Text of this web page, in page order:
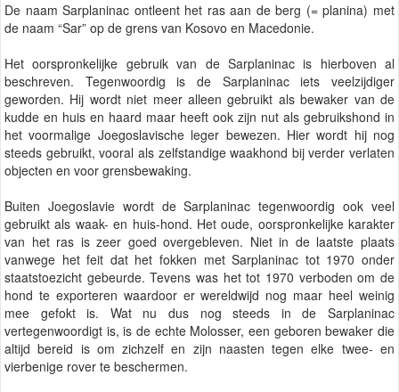
De naam Sarplaninac ontleent het ras aan de berg (= planina) met
de naam “Sar” op de grens van Kosovo en Macedonie.
Het oorspronkelijke gebruik van de Sarplaninac is hierboven al
beschreven. Tegenwoordig is de Sarplaninac iets veelzijdiger
geworden. Hij wordt niet meer alleen gebruikt als bewaker van de
kudde en huis en haard maar heeft ook zijn nut als gebruikshond in
het voormalige Joegoslavische leger bewezen. Hier wordt hij nog
steeds gebruikt, vooral als zelfstandige waakhond bij verder verlaten
objecten en voor grensbewaking.
Buiten Joegoslavie wordt de Sarplaninac tegenwoordig ook veel
gebruikt als waak- en huis-hond. Het oude, oorspronkelijke karakter
van het ras is zeer goed overgebleven. Niet in de laatste plaats
vanwege het feit dat het fokken met Sarplaninac tot 1970 onder
staatstoezicht gebeurde. Tevens was het tot 1970 verboden om de
hond te exporteren waardoor er wereldwijd nog maar heel weinig
mee gefokt is. Wat nu dus nog steeds in de Sarplaninac
vertegenwoordigt is, is de echte Molosser, een geboren bewaker die
altijd bereid is om zichzelf en zijn naasten tegen elke twee- en
vierbenige rover te beschermen.